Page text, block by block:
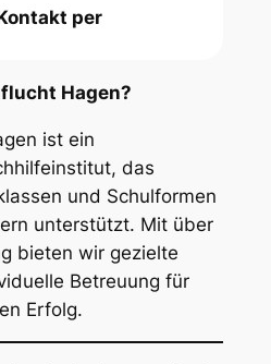
per
Hagen?
ist ein
das
und Schulformen
unterstützt. Mit über
bieten wir gezielte
Betreuung für
Erfolg.